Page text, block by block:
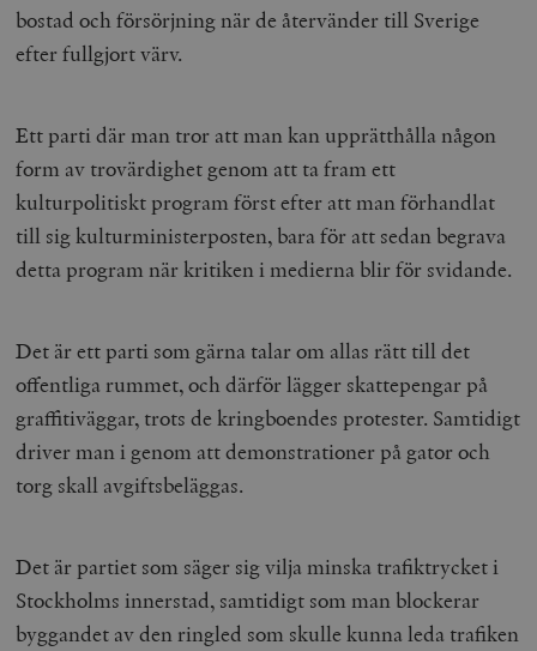
bostad och försörjning när de återvänder till Sverige
efter fullgjort värv.
Ett parti där man tror att man kan upprätthålla någon
form av trovärdighet genom att ta fram ett
kulturpolitiskt program först efter att man förhandlat
till sig kulturministerposten, bara för att sedan begrava
detta program när kritiken i medierna blir för svidande.
Det är ett parti som gärna talar om allas rätt till det
offentliga rummet, och därför lägger skattepengar på
graffitiväggar, trots de kringboendes protester. Samtidigt
driver man i genom att demonstrationer på gator och
torg skall avgiftsbeläggas.
Det är partiet som säger sig vilja minska trafiktrycket i
Stockholms innerstad, samtidigt som man blockerar
byggandet av den ringled som skulle kunna leda trafiken